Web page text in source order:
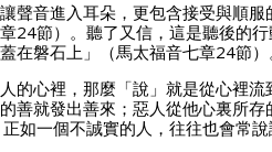
聲音進入耳朵，更包含接受與順
24節）。聽了又信，這是聽後的
在磐石上」（馬太福音七章24節）
的心裡，那麼「說」就是從心裡
善就發出善來；惡人從他心裏所
如一個不誠實的人，往往也會常說